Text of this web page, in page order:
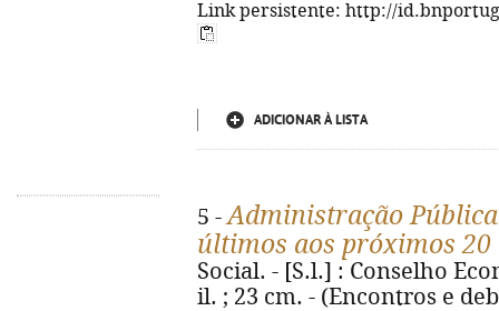
Link persistente: http://
ADICIONAR À LISTA
5 -Administração
últimos aos próximos 20
Social. - [S.l.] : Conselho
il. ; 23 cm. - (Encontros e